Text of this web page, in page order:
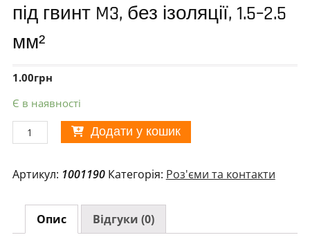
під гвинт M3, без ізоляції, 1.5–2.5
мм²
1.00грн
Є в наявності
Наконечник
вилковий
2-
гвинт
Додати у кошик
Артикул: 1001190 Категорія: Роз'єми та контакти
Опис Відгуки (0)